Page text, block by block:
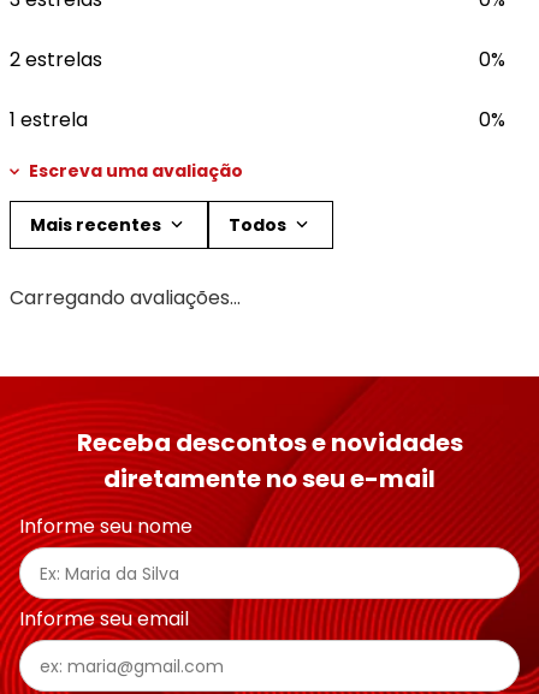
2 estrelas 0%
1 estrela 0%
Escreva uma avaliação
Título
Avalie o produto de 1 a 5 estrelas
★★★★★
Seu nome
Endereço de email
Escreva uma avaliação
Mais recentes Todos
Carregando avaliações…
Receba descontos e novidades
diretamente no seu e-mail
Informe seu nome
Informe seu email